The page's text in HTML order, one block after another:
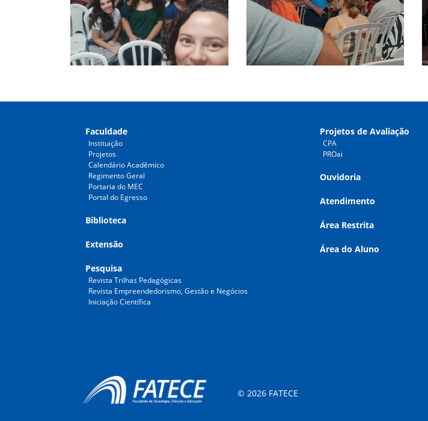
Faculdade
Instituição
Projetos
Calendário Acadêmico
Regimento Geral
Portaria do MEC
Portal do Egresso
Biblioteca
Extensão
Pesquisa
Revista Trilhas Pedagógicas
Revista Empreendedorismo, Gestão e Negócios
Iniciação Científica
Projetos de Avaliação
CPA
PROai
Ouvidoria
Atendimento
Área Restrita
Área do Aluno
© 2026 FATECE